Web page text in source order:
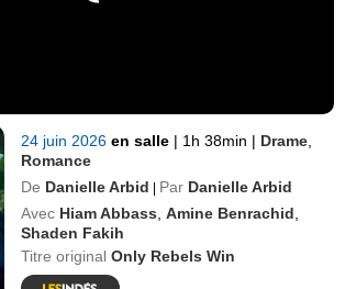
24 juin 2026en salle | 1h 38min | Drame
Romance
De Danielle Arbid | Par Danielle Arbid
Avec Hiam Abbass ,Amine Benrachid
Shaden Fakih
Titre originalOnly Rebels Win